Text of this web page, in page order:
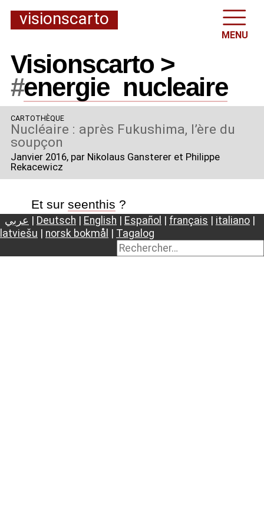
visionscarto
MENU
Visionscarto >
#energie_ nucleaire
CARTOTHÈQUE
Nucléaire : après Fukushima, l’ère du
soupçon
Janvier 2016, par Nikolaus Gansterer et Philippe
Rekacewicz
Et sur seenthis ?
عربي Deutsch English Español français italiano
latviešu
norsk bokmål Tagalog